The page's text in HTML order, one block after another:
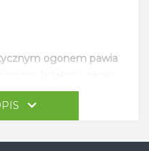
ogonem pawia
duński duet Foersom &
estetycznych mebli.